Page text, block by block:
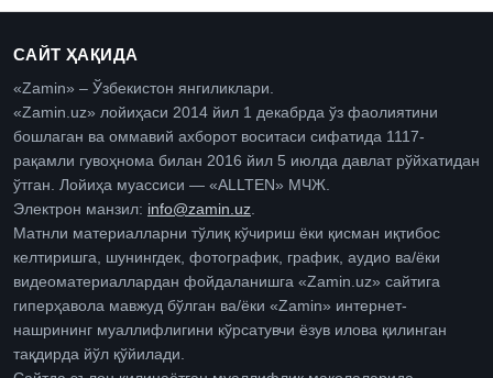
САЙТ ҲАҚИДА
«Zamin» – Ўзбекистон янгиликлари.
«Zamin.uz» лойиҳаси 2014 йил 1 декабрда ўз фаолиятини
бошлаган ва оммавий ахборот воситаси сифатида 1117-
рақамли гувоҳнома билан 2016 йил 5 июлда давлат рўйхатидан
ўтган. Лойиҳа муассиси — «ALLTEN» МЧЖ.
Электрон манзил: info@zamin.uz
Матнли материалларни тўлиқ кўчириш ёки қисман иқтибос
келтиришга, шунингдек, фотографик, график, аудио ва/ёки
видеоматериаллардан фойдаланишга «Zamin.uz» сайтига
гиперҳавола мавжуд бўлган ва/ёки «Zamin» интернет-
нашрининг муаллифлигини кўрсатувчи ёзув илова қилинган
тақдирда йўл қўйилади.